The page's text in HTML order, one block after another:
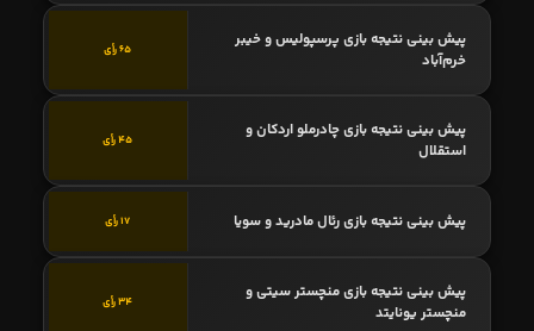
پیش بینی نتیجه بازی پرسپولیس و خیبر
خرم‌آباد
65 رأی
پیش بینی نتیجه بازی چادرملو اردکان و
استقلال
45 رأی
پیش بینی نتیجه بازی رئال مادرید و سویا 17 رأی
پیش بینی نتیجه بازی منچستر سیتی و
منچستر یونایتد
34 رأی